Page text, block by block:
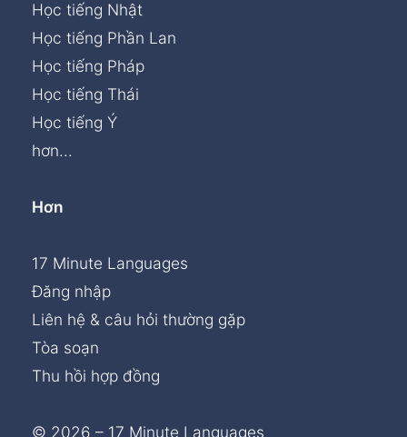
Học tiếng Nhật
Học tiếng Phần Lan
Học tiếng Pháp
Học tiếng Thái
Học tiếng Ý
hơn...
Hơn
17 Minute Languages
Đăng nhập
Liên hệ & câu hỏi thường gặp
Tòa soạn
Thu hồi hợp đồng
© 2026 – 17 Minute Languages